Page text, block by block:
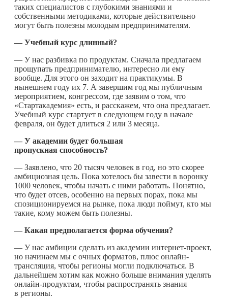
таких специалистов с глубокими знаниями и
собственными методиками, которые действительно
могут быть полезны молодым предпринимателям.
— Учебный курс длинный?
— У нас разбивка по продуктам. Сначала предлагаем
прощупать предпринимателю, интересно ли ему
вообще. Для этого он заходит на практикумы. В
нынешнем году их 7. А завершим год мы публичным
мероприятием, конгрессом, где заявим о том, что
«Стартакадемия» есть, и расскажем, что она предлагает.
Учебный курс стартует в следующем году в начале
февраля, он будет длиться 2 или 3 месяца.
— У академии будет большая
пропускная способность?
— Заявлено, что 20 тысяч человек в год, но это скорее
амбициозная цель. Пока хотелось бы завести в воронку
1000 человек, чтобы начать с ними работать. Понятно,
что будет отсев, особенно на первых порах, пока мы
спозиционируемся на рынке, пока люди поймут, кто мы
такие, кому можем быть полезны.
— Какая предполагается форма обучения?
— У нас амбиции сделать из академии интернет-проект,
но начинаем мы с очных форматов, плюс онлайн-
трансляция, чтобы регионы могли подключаться. В
дальнейшем хотим как можно больше внимания уделять
онлайн-продуктам, чтобы распространять знания
в регионы.